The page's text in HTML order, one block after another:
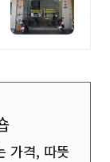
가격, 따뜻